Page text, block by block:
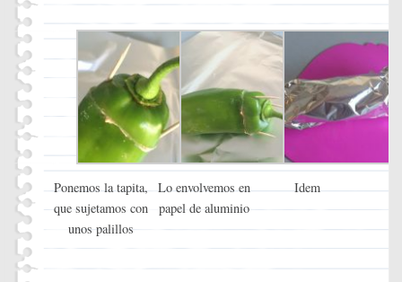
Ponemos la tapita,
que sujetamos con
unos palillos
Lo envolvemos en
papel de aluminio
Idem